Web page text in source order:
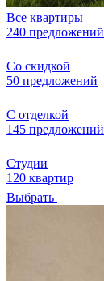
Все квартиры
240 предложений
Со скидкой
50 предложений
С отделкой
145 предложений
Студии
120 квартир
Выбрать